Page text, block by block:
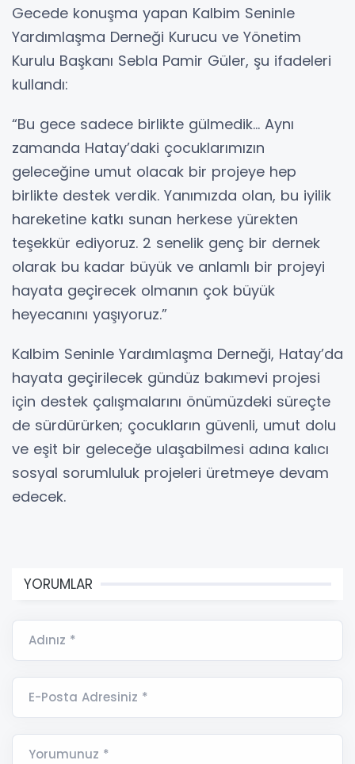
Gecede konuşma yapan Kalbim Seninle
Yardımlaşma Derneği Kurucu ve Yönetim
Kurulu Başkanı Sebla Pamir Güler, şu ifadeleri
kullandı:
“Bu gece sadece birlikte gülmedik… Aynı
zamanda Hatay’daki çocuklarımızın
geleceğine umut olacak bir projeye hep
birlikte destek verdik. Yanımızda olan, bu iyilik
hareketine katkı sunan herkese yürekten
teşekkür ediyoruz. 2 senelik genç bir dernek
olarak bu kadar büyük ve anlamlı bir projeyi
hayata geçirecek olmanın çok büyük
heyecanını yaşıyoruz.”
Kalbim Seninle Yardımlaşma Derneği, Hatay’da
hayata geçirilecek gündüz bakımevi projesi
için destek çalışmalarını önümüzdeki süreçte
de sürdürürken; çocukların güvenli, umut dolu
ve eşit bir geleceğe ulaşabilmesi adına kalıcı
sosyal sorumluluk projeleri üretmeye devam
edecek.
YORUMLAR
Adınız *
E-Posta Adresiniz *
Yorumunuz *